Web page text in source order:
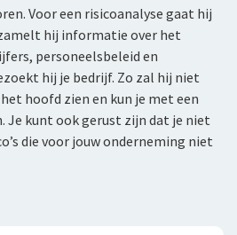
Individueel
Collectief
Voor een risicoanalyse gaat hij
hij informatie over het
personeelsbeleid en
hij je bedrijf. Zo zal hij niet
hoofd zien en kun je met een
Je kunt ook gerust zijn dat je niet
die voor jouw onderneming niet